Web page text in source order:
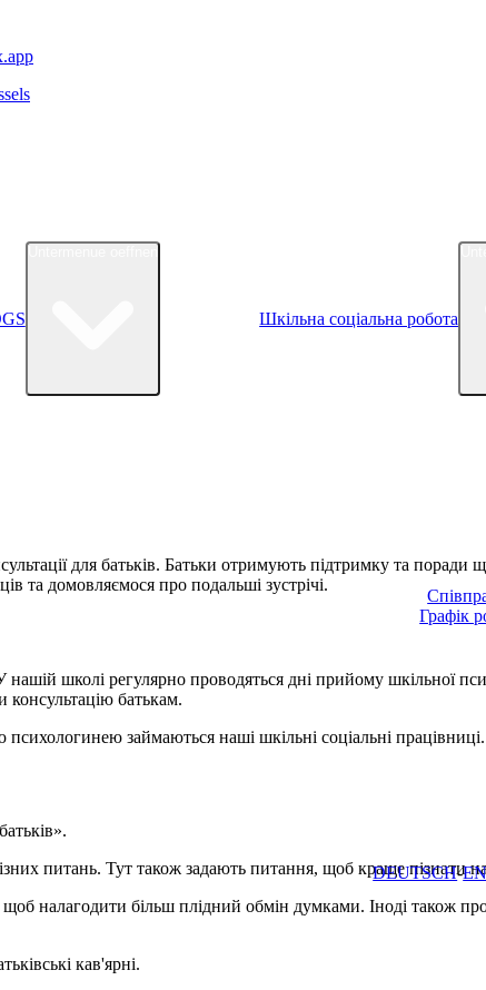
Графік
DEUTSCH
Шкільна соціальна робота
для батьків. Батьки отримують підтримку та поради
та домовляємося про подальші зустрічі.
школі регулярно проводяться дні прийому шкільної
консультацію батькам.
займаються наші шкільні соціальні працівниці.
питань. Тут також задають питання, щоб краще пізнати
щоб налагодити більш плідний обмін думками. Іноді також
кав'ярні.